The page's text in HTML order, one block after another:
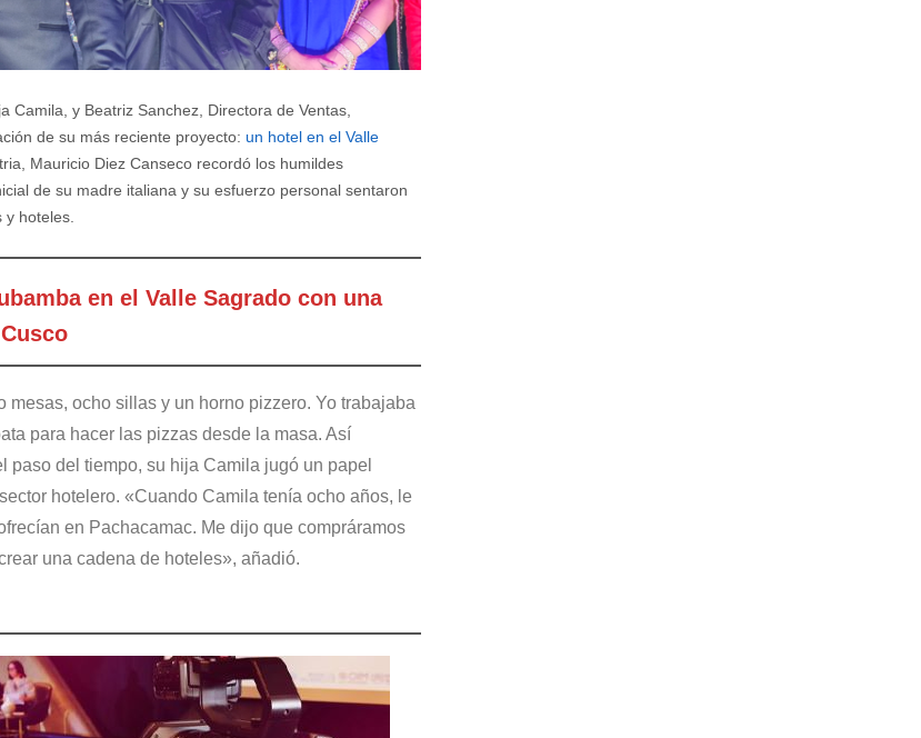
Camila, y Beatriz Sanchez, Directora de Ventas,
de su más reciente proyecto: un hotel en el Valle
Mauricio Diez Canseco recordó los humildes
de su madre italiana y su esfuerzo personal sentaron
hoteles.
en el Valle Sagrado con una
ocho sillas y un horno pizzero. Yo trabajaba
para hacer las pizzas desde la masa. Así
del tiempo, su hija Camila jugó un papel
hotelero. «Cuando Camila tenía ocho años, le
en Pachacamac. Me dijo que compráramos
una cadena de hoteles», añadió.